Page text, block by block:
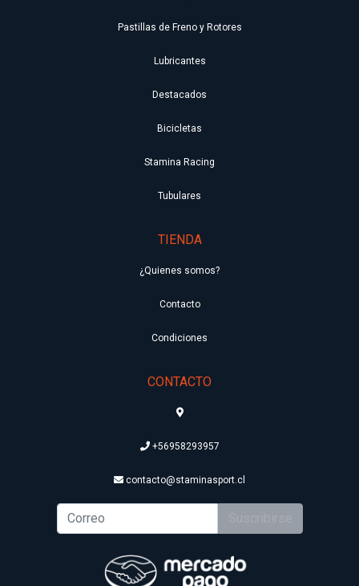
Pastillas de Freno y Rotores
Lubricantes
Destacados
Bicicletas
Stamina Racing
Tubulares
TIENDA
¿Quienes somos?
Contacto
Condiciones
CONTACTO
+56958293957
contacto@staminasport.cl